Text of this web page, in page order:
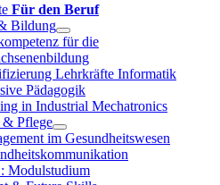
Für den Beruf
Bildung
für die
Lehrkräfte Informatik
Pädagogik
in Industrial Mechatronics
& Pflege
im Gesundheitswesen
Modulstudium